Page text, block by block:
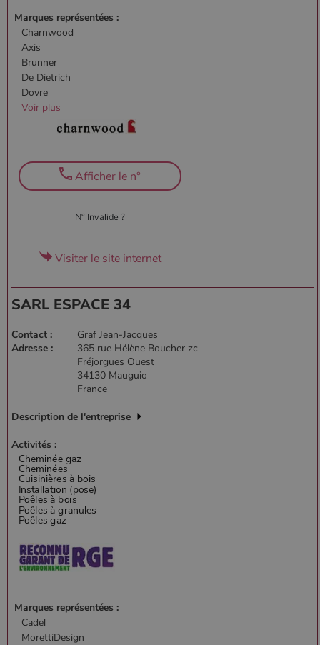
Marques représentées :
Charnwood
Axis
Brunner
De Dietrich
Dovre
Voir plus
N° Invalide ?
Afficher le n°
Visiter le site internet
SARL ESPACE 34
Contact :
Graf Jean-Jacques
Adresse :
365 rue Hélène Boucher zc
Fréjorgues Ouest
34130 Mauguio
France
Description de l'entreprise
Activités :
Marques représentées :
Cadel
MorettiDesign